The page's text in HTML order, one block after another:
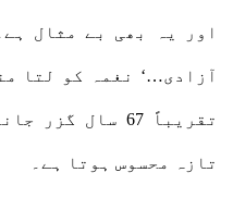
اور یہ بھی بے مثال
آزادی…‘ نغمہ کو لتا
تقریباً 67 سال
تازہ محسوس ہوتا ہے۔